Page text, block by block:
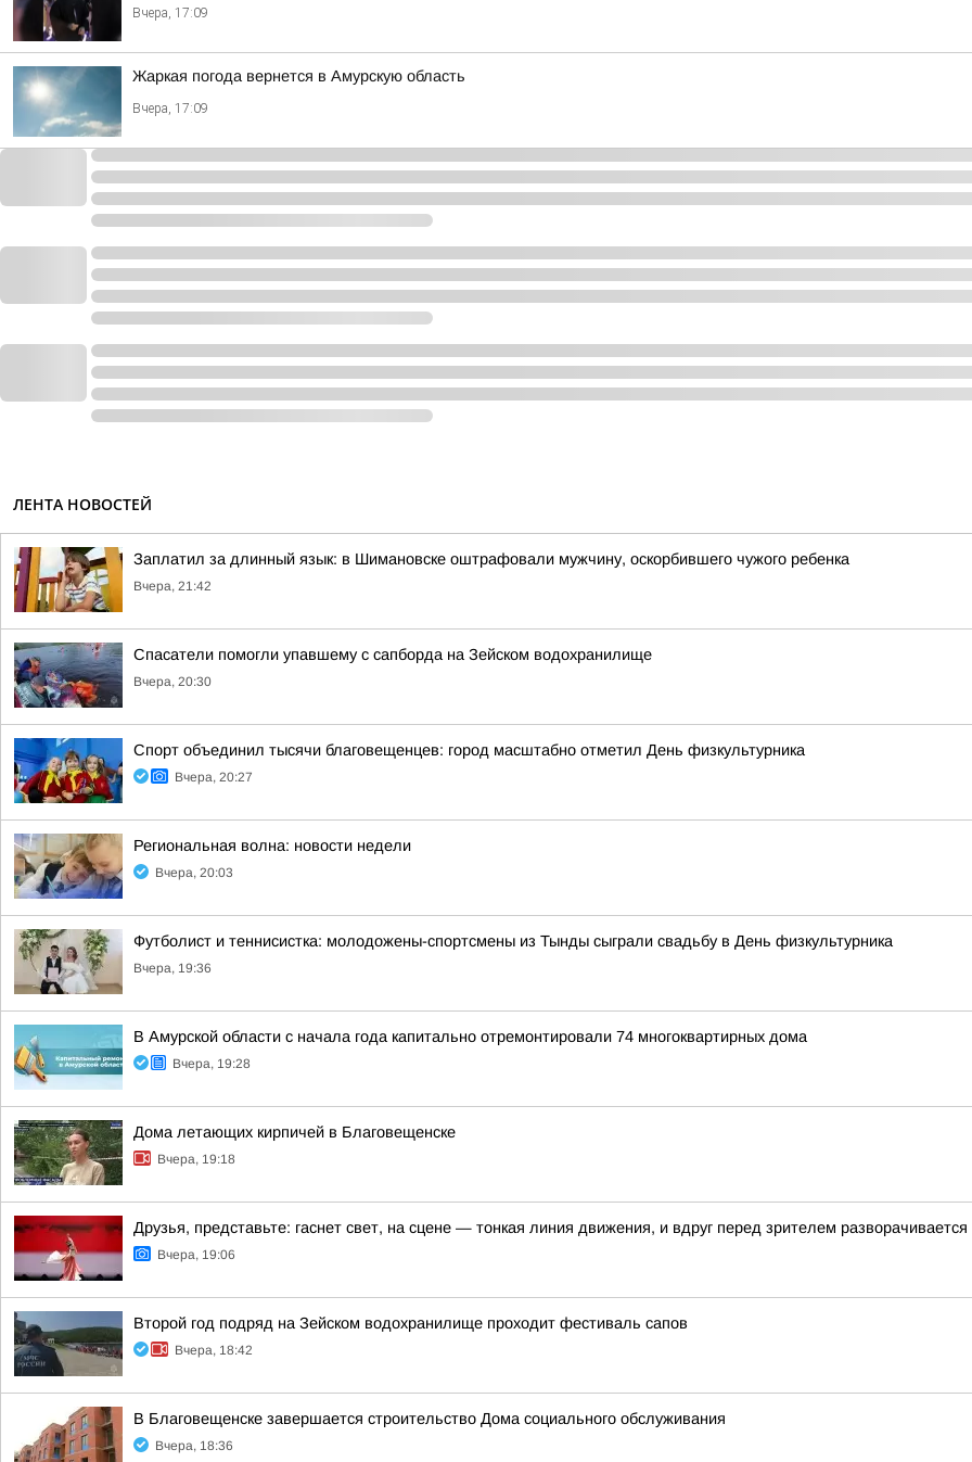
Вчера, 17:09
Жаркая погода вернется в Амурскую область
Вчера, 17:09
ЛЕНТА НОВОСТЕЙ
Заплатил за длинный язык: в Шимановске оштрафовали мужчину, оскорбившего чужого ребенка
Вчера, 21:42
Спасатели помогли упавшему с сапборда на Зейском водохранилище
Вчера, 20:30
Спорт объединил тысячи благовещенцев: город масштабно отметил День физкультурника
Вчера, 20:27
Региональная волна: новости недели
Вчера, 20:03
Футболист и теннисистка: молодожены-спортсмены из Тынды сыграли свадьбу в День физкультурника
Вчера, 19:36
В Амурской области с начала года капитально отремонтировали 74 многоквартирных дома
Вчера, 19:28
Дома летающих кирпичей в Благовещенске
Вчера, 19:18
Друзья, представьте: гаснет свет, на сцене — тонкая линия движения, и вдруг перед зрителем
Вчера, 19:06
Второй год подряд на Зейском водохранилище проходит фестиваль сапов
Вчера, 18:42
В Благовещенске завершается строительство Дома социального обслуживания
Вчера, 18:36